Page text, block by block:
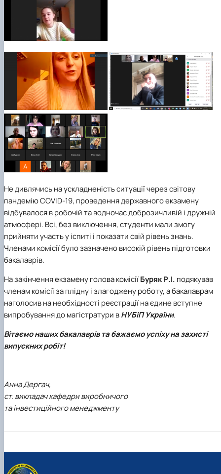
Не дивлячись на ускладненість ситуації через світову
пандемію COVID-19, проведення державного екзамену
відбувалося в робочій та водночас доброзичливій і дружній
атмосфері. Всі, без виключення, студенти мали змогу
прийняти участь у іспиті і показати свій рівень знань.
Членами комісії було зазначено високій рівень підготовки
бакалаврів.
На закінчення екзамену голова комісіїБуряк Р.І. подякував
членам комісії за плідну і злагоджену роботу, а бакалаврам
наголосив на необхідності реєстрації на єдине вступне
випробування до магістратури вНУБіП України.
Вітаємо наших бакалаврів та бажаємо успіху на захисті
випускних робіт!
Анна Дергач,
ст. викладач кафедри виробничого
та інвестиційного менеджменту